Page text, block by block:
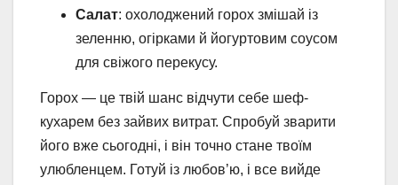
Салат: охолоджений горох змішай із
зеленню, огірками й йогуртовим соусом
для свіжого перекусу.
Горох — це твій шанс відчути себе шеф-
кухарем без зайвих витрат. Спробуй зварити
його вже сьогодні, і він точно стане твоїм
улюбленцем. Готуй із любов’ю, і все вийде